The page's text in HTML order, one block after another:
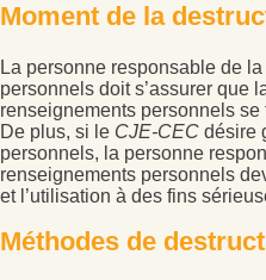
Moment de la
La personne responsable de
personnels doit s’assurer que
renseignements personnels
De plus, si le CJE-CEC désire
personnels, la personne
renseignements personnels
et l’utilisation à des fins
Méthodes de